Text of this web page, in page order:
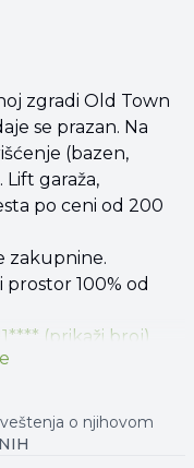
zgradi Old Town
se prazan. Na
(bazen,
garaža,
po ceni od 200
zakupnine.
100% od
(prikaži broj)
o njihovom